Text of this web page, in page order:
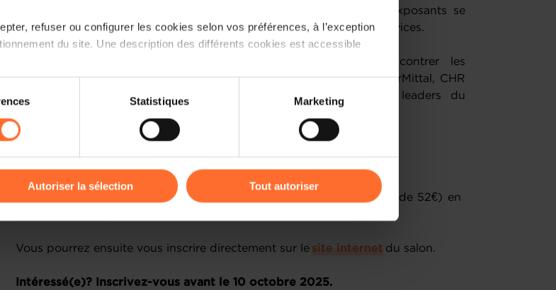
refuser ou configurer les cookies selon vos préférences, à l’exception
du site. Une description des différents cookies est accessible
fonctionnalités (ex : lecture de vidéos, partage sur les réseaux
non nécessaires.
Statistiques Marketing
Autoriser la sélection Tout autoriser
Ce salon B2B repose sur un concept original et inversé où les exposants se
mettent à l’écoute des visiteurs venus présenter leurs produits et services.
Cet événement offre aux commerciaux l’opportunité de rencontrer les
responsables d’achats des poids lourds de l’industrie (EDF, ArcelorMittal, CHR
Metz-Thionville, Saarstahl Rail, John Cockerill,..) ainsi que des leaders du
Les visiteurs pourront bénéficier d’un tarif avantageux (36€ au lieu de 52€) en ​
Vous pourrez ensuite vous inscrire directement sur le ​ site internet ​ du salon.
Intéressé(e)? Inscrivez-vous avant le 10 octobre 2025.